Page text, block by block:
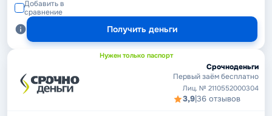
Добавить в
сравнение
Получить деньги
Нужен только паспорт
Срочноденьги
Первый заём бесплатно
Лиц. № 2110552000304
3,9|36 отзывов